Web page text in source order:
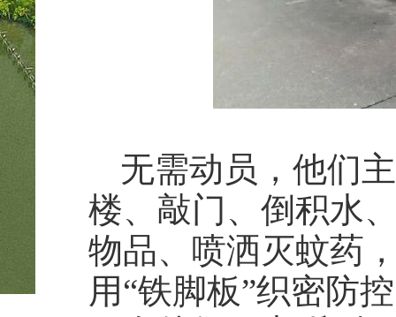
无需动员，他们
楼、敲门、倒积水
物品、喷洒灭蚊药
用“铁脚板”织密防